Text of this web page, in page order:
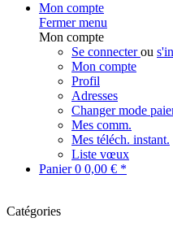
Mon compte
Fermer menu
Mon compte
Se connecterou
Mon compte
Profil
Adresses
Changer mode
Mes comm.
Mes téléch. instant.
Liste vœux
Panier0 0,00 € *
Catégories